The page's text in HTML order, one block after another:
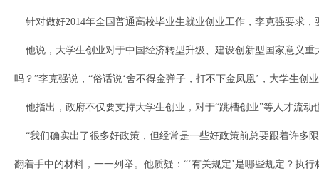
针对做好2014年全国普通高校毕业生就业创业工作，李克强要求
他说，大学生创业对于中国经济转型升级、建设创新型国家意义重
吗？”李克强说，“俗话说‘舍不得金弹子，打不下金凤凰’，大学生创
他指出，政府不仅要支持大学生创业，对于“跳槽创业”等人才流动
“我们确实出了很多好政策，但经常是一些好政策前总要跟着许多
翻着手中的材料，一一列举。他质疑：“‘有关规定’是哪些规定？执